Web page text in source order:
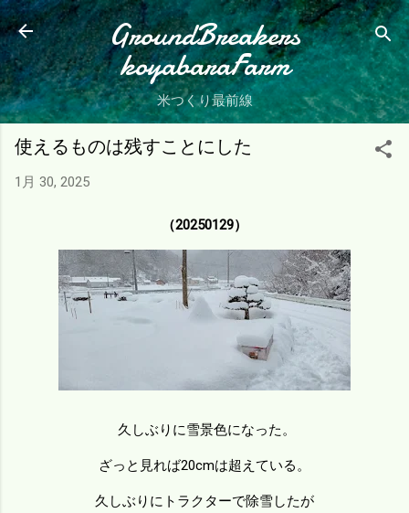
スキップしてメイン コンテンツに移動
GroundBreakers
koyabaraFarm
米つくり最前線
使えるものは残すことにした
1月 30, 2025
（20250129）
久しぶりに雪景色になった。
ざっと見れば20cmは超えている。
久しぶりにトラクターで除雪したが